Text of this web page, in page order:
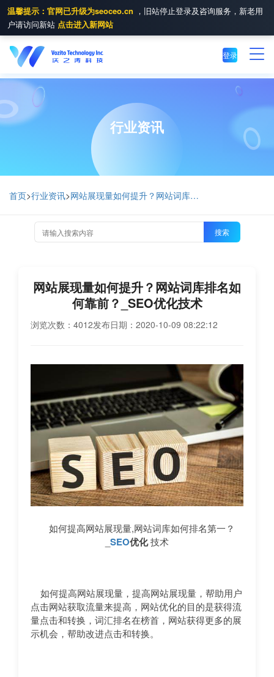
温馨提示：官网已升级为seoceo.cn ，旧站停止登录及咨询服务，新老用
户请访问新站 点击进入新网站
登录
行业资讯
首页>行业资讯> 网站展现量如何提升？网站词库排名如何靠前？_SEO优化技术
搜索
网站展现量如何提升？网站词库排名如
何靠前？_SEO优化技术
浏览次数：4012发布日期：2020-10-09 08:22:12
如何提高网站展现量,网站词库如何排名第一？
SEO优化技术
如何提高网站展现量，提高网站展现量，帮助用户
点击网站获取流量来提高，网站优化的目的是获得流
量点击和转换，词汇排名在榜首，网站获得更多的展
示机会，帮助改进点击和转换。